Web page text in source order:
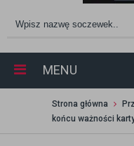
MENU
Strona główna
końcu ważności